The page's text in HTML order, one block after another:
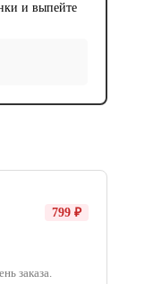
и выпейте
799 ₽
заказа.